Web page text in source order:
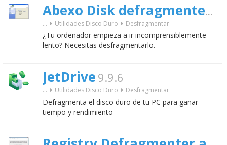
Abexo Disk defragmenter Pro
... Utilidades Disco Duro Desfragmentar
¿Tu ordenador empieza a ir incomprensiblemente
lento? Necesitas desfragmentarlo.
JetDrive 9.9.6
... Utilidades Disco Duro Desfragmentar
Defragmenta el disco duro de tu PC para ganar
tiempo y rendimiento